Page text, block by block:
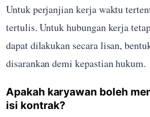
Untuk perjanjian kerja waktu
tertulis. Untuk hubungan kerja
dapat dilakukan secara lisan,
disarankan demi kepastian hukum.
Apakah karyawan boleh
isi kontrak?